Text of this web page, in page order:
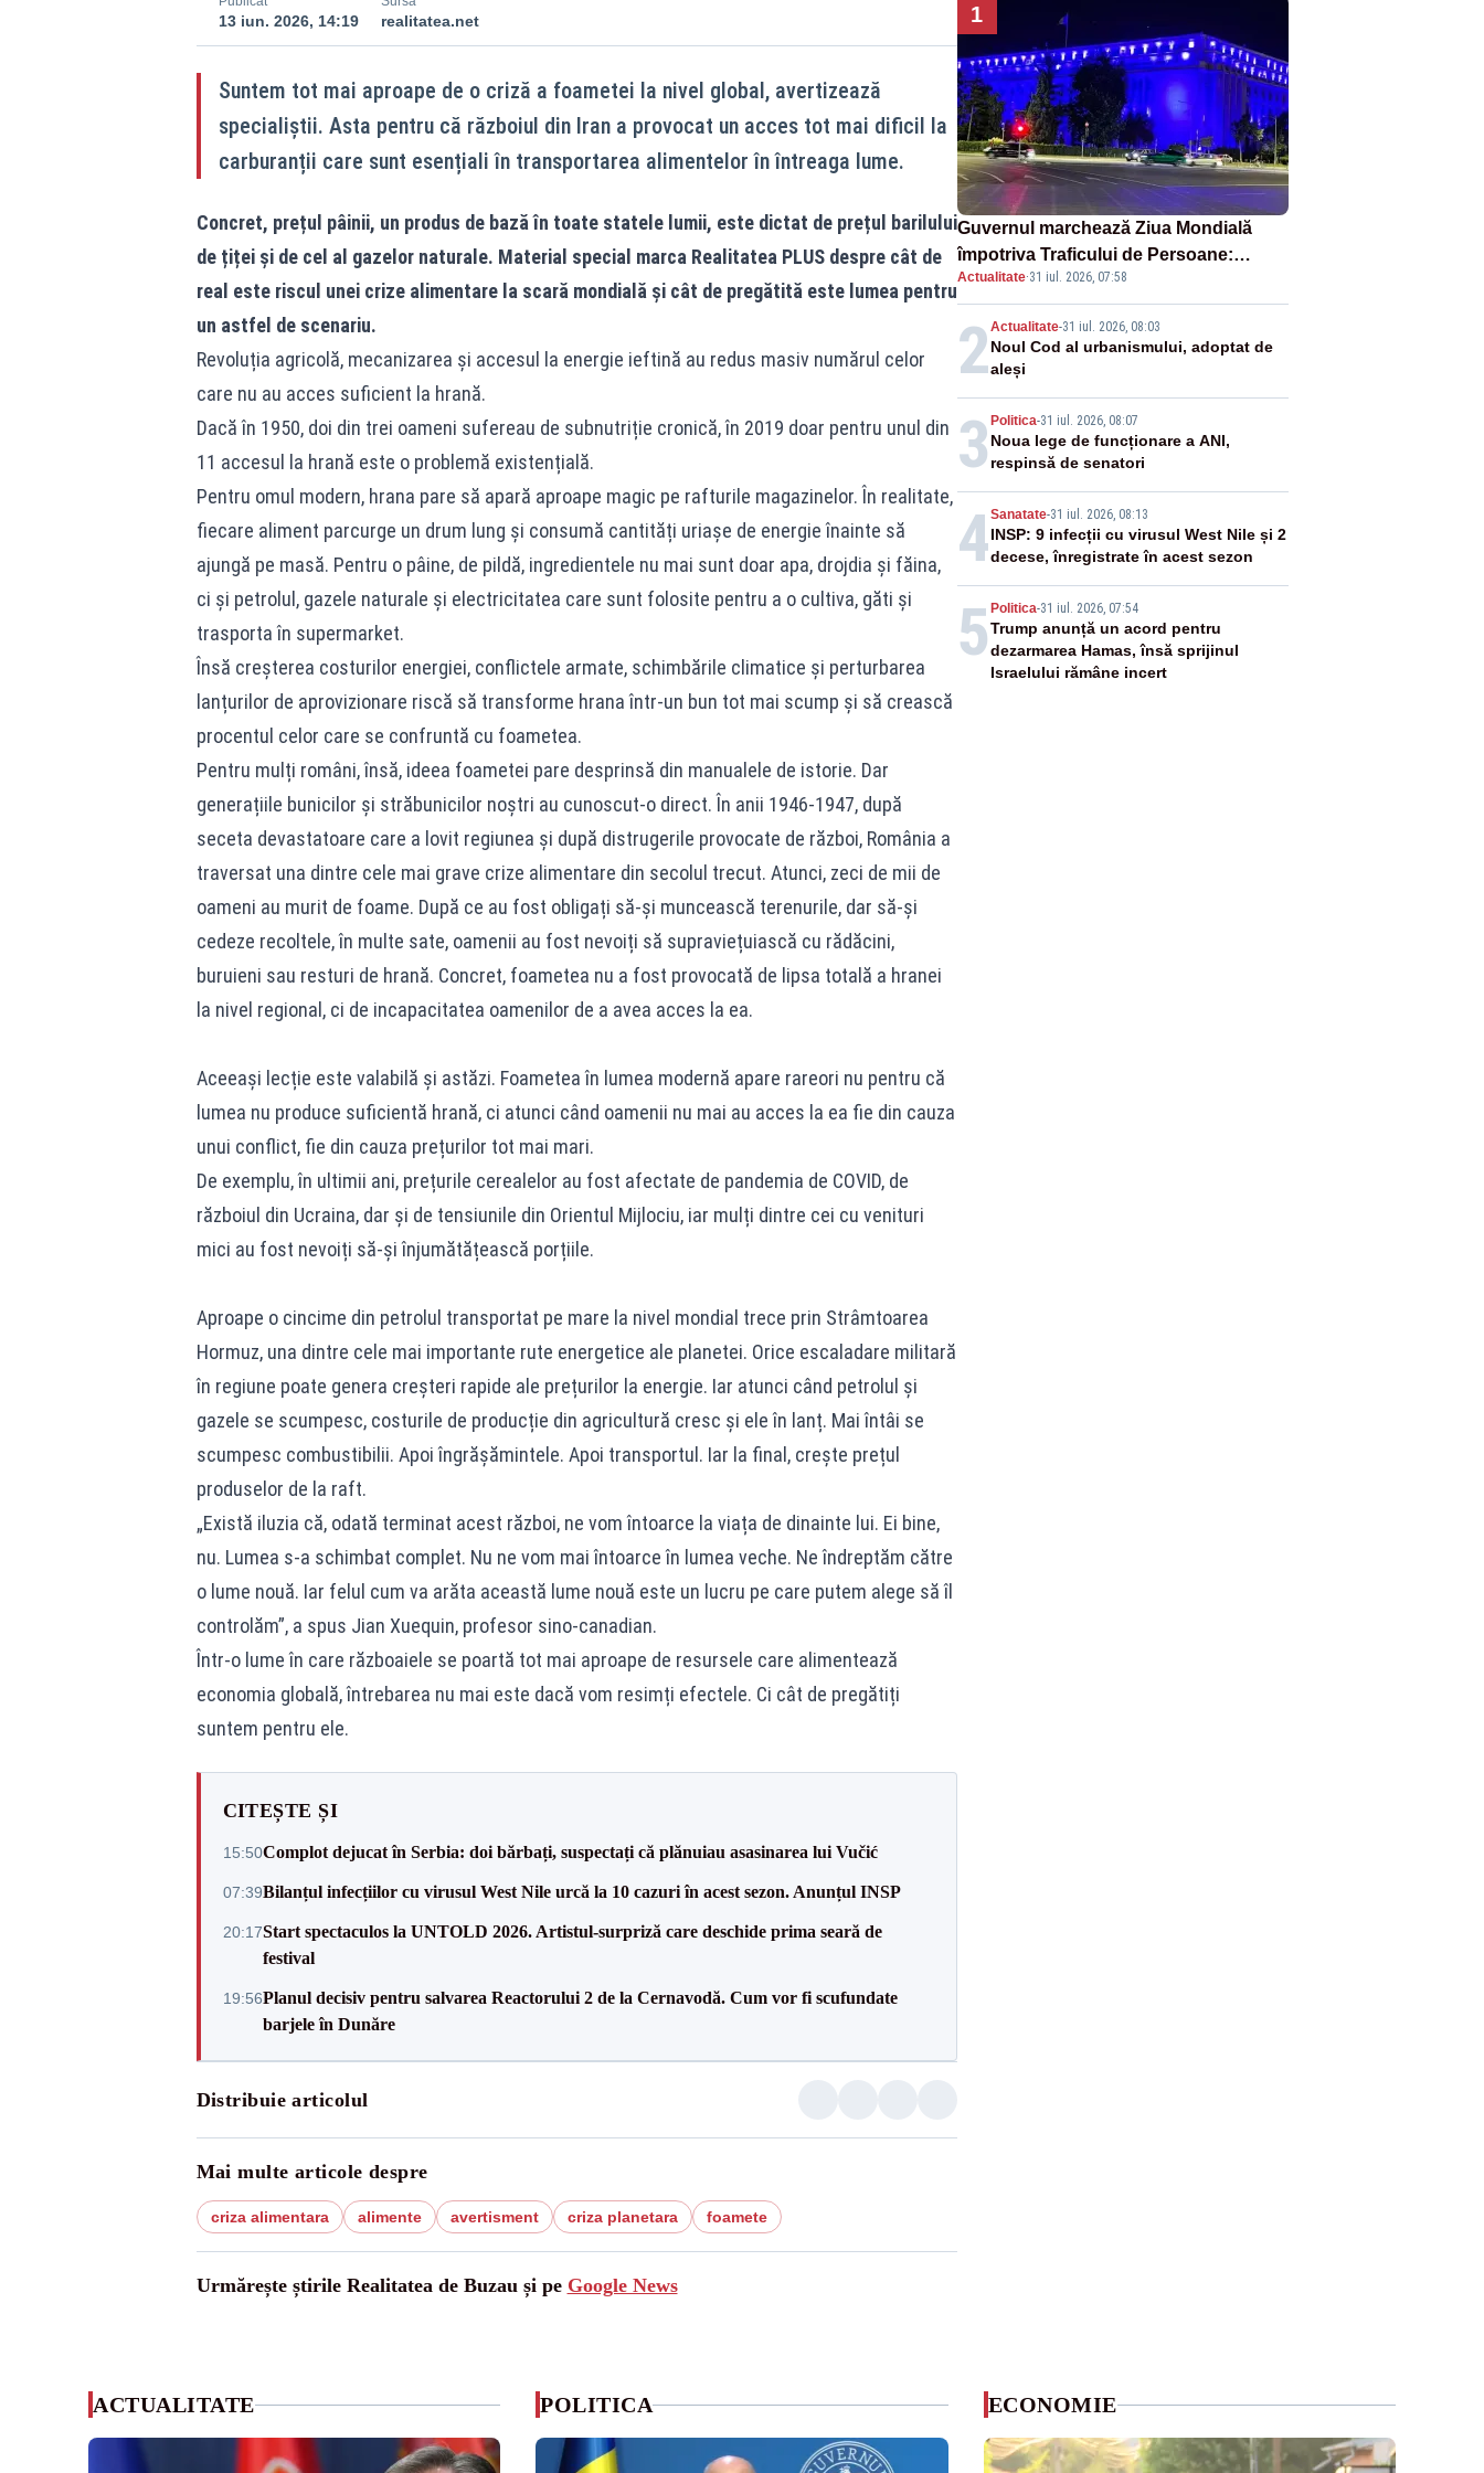
13 iun. 2026, 14:19 realitatea.net
Suntem tot mai aproape de o criză a foametei la nivel global, avertizează
specialiștii. Asta pentru că războiul din Iran a provocat un acces tot mai dificil la
carburanții care sunt esențiali în transportarea alimentelor în întreaga lume.
Concret, prețul pâinii, un produs de bază în toate statele lumii, este dictat de prețul barilului
de țiței și de cel al gazelor naturale. Material special marca Realitatea PLUS despre cât de
real este riscul unei crize alimentare la scară mondială și cât de pregătită este lumea pentru
un astfel de scenariu.
Revoluția agricolă, mecanizarea și accesul la energie ieftină au redus masiv numărul celor
care nu au acces suficient la hrană.
Dacă în 1950, doi din trei oameni sufereau de subnutriție cronică, în 2019 doar pentru unul din
11 accesul la hrană este o problemă existențială.
Pentru omul modern, hrana pare să apară aproape magic pe rafturile magazinelor. În realitate,
fiecare aliment parcurge un drum lung și consumă cantități uriașe de energie înainte să
ajungă pe masă. Pentru o pâine, de pildă, ingredientele nu mai sunt doar apa, drojdia și făina,
ci și petrolul, gazele naturale și electricitatea care sunt folosite pentru a o cultiva, găti și
trasporta în supermarket.
Însă creșterea costurilor energiei, conflictele armate, schimbările climatice și perturbarea
lanțurilor de aprovizionare riscă să transforme hrana într-un bun tot mai scump și să crească
procentul celor care se confruntă cu foametea.
Pentru mulți români, însă, ideea foametei pare desprinsă din manualele de istorie. Dar
generațiile bunicilor și străbunicilor noștri au cunoscut-o direct. În anii 1946-1947, după
seceta devastatoare care a lovit regiunea și după distrugerile provocate de război, România a
traversat una dintre cele mai grave crize alimentare din secolul trecut. Atunci, zeci de mii de
oameni au murit de foame. După ce au fost obligați să-și muncească terenurile, dar să-și
cedeze recoltele, în multe sate, oamenii au fost nevoiți să supraviețuiască cu rădăcini,
buruieni sau resturi de hrană. Concret, foametea nu a fost provocată de lipsa totală a hranei
la nivel regional, ci de incapacitatea oamenilor de a avea acces la ea.
Aceeași lecție este valabilă și astăzi. Foametea în lumea modernă apare rareori nu pentru că
lumea nu produce suficientă hrană, ci atunci când oamenii nu mai au acces la ea fie din cauza
unui conflict, fie din cauza prețurilor tot mai mari.
De exemplu, în ultimii ani, prețurile cerealelor au fost afectate de pandemia de COVID, de
războiul din Ucraina, dar și de tensiunile din Orientul Mijlociu, iar mulți dintre cei cu venituri
mici au fost nevoiți să-și înjumătățească porțiile.
Aproape o cincime din petrolul transportat pe mare la nivel mondial trece prin Strâmtoarea
Hormuz, una dintre cele mai importante rute energetice ale planetei. Orice escaladare militară
în regiune poate genera creșteri rapide ale prețurilor la energie. Iar atunci când petrolul și
gazele se scumpesc, costurile de producție din agricultură cresc și ele în lanț. Mai întâi se
scumpesc combustibilii. Apoi îngrășămintele. Apoi transportul. Iar la final, crește prețul
produselor de la raft.
„Există iluzia că, odată terminat acest război, ne vom întoarce la viața de dinainte lui. Ei bine,
nu. Lumea s-a schimbat complet. Nu ne vom mai întoarce în lumea veche. Ne îndreptăm către
o lume nouă. Iar felul cum va arăta această lume nouă este un lucru pe care putem alege să îl
controlăm”, a spus Jian Xuequin, profesor sino-canadian.
Într-o lume în care războaiele se poartă tot mai aproape de resursele care alimentează
economia globală, întrebarea nu mai este dacă vom resimți efectele. Ci cât de pregătiți
suntem pentru ele.
CITEȘTE ȘI
15:50Complot dejucat în Serbia: doi bărbați, suspectați că plănuiau asasinarea lui Vučić
07:39Bilanțul infecțiilor cu virusul West Nile urcă la 10 cazuri în acest sezon. Anunțul INSP
20:17Start spectaculos la UNTOLD 2026. Artistul-surpriză care deschide prima seară de
festival
19:56Planul decisiv pentru salvarea Reactorului 2 de la Cernavodă. Cum vor fi scufundate
barjele în Dunăre
Distribuie articolul
Mai multe articole despre
criza alimentara alimente avertisment criza planetara foamete
Urmărește știrile Realitatea de Buzau și pe Google News
1
Guvernul marchează Ziua Mondială
împotriva Traficului de Persoane:
Palatul Victoria, iluminat în albastru
Actualitate·31 iul. 2026, 07:58
2Actualitate-31 iul. 2026, 08:03
Noul Cod al urbanismului, adoptat de
aleși
3 Politica-31 iul. 2026, 08:07
Noua lege de funcționare a ANI,
respinsă de senatori
4Sanatate-31 iul. 2026, 08:13
INSP: 9 infecții cu virusul West Nile și 2
decese, înregistrate în acest sezon
5 Politica-31 iul. 2026, 07:54
Trump anunță un acord pentru
dezarmarea Hamas, însă sprijinul
Israelului rămâne incert
ACTUALITATE POLITICA ECONOMIE